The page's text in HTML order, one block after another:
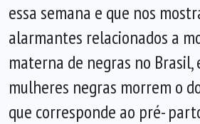
essa semana e que nos
alarmantes relacionados a
materna de negras no Brasil,
mulheres negras morrem o
que corresponde ao pré-